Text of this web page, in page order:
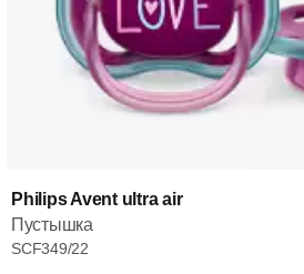
Philips Avent ultra air
Пустышка
SCF349/22